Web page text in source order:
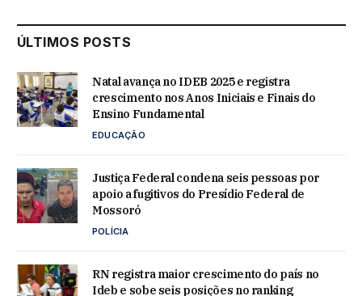
ÚLTIMOS POSTS
Natal avança no IDEB 2025 e registra
crescimento nos Anos Iniciais e Finais do
Ensino Fundamental
EDUCAÇÃO
Justiça Federal condena seis pessoas por
apoio a fugitivos do Presídio Federal de
Mossoró
POLÍCIA
RN registra maior crescimento do país no
Ideb e sobe seis posições no ranking